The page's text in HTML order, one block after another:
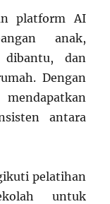
platform AI
anak,
dan
Dengan
antara
pelatihan
untuk